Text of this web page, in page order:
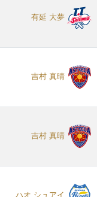
有延 大夢
吉村 真晴
吉村 真晴
ハオ シュアイ